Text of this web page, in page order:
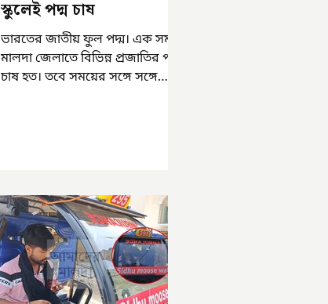
স্কুলেই পদ্ম চাষ
ভারতের জাতীয় ফুল পদ্ম। এক সময়
মালদা জেলাতে বিভিন্ন প্রজাতির পদ্ম
চাষ হত। তবে সময়ের সঙ্গে সঙ্গে